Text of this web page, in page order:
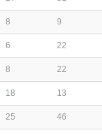
8 9
6 22
8 22
18 13
25 46